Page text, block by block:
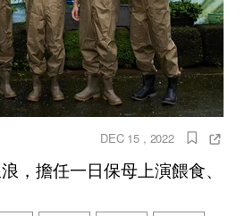
DEC 15 , 2022
，擔任一日保母上演餵食、